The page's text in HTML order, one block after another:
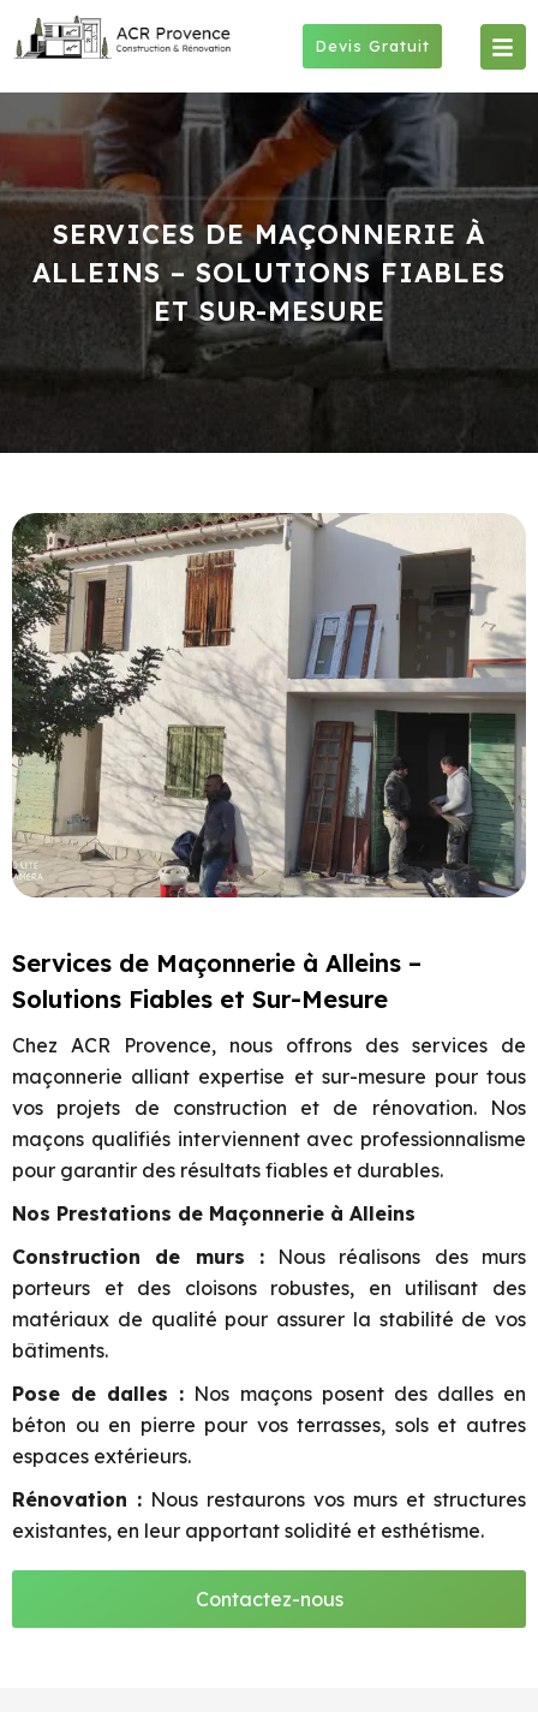
Devis Gratuit
SERVICES DE MAÇONNERIE À
ALLEINS – SOLUTIONS FIABLES
ET SUR-MESURE
Services de Maçonnerie à Alleins –
Solutions Fiables et Sur-Mesure
Chez ACR Provence, nous offrons des services de
maçonnerie alliant expertise et sur-mesure pour tous
vos projets de construction et de rénovation. Nos
maçons qualifiés interviennent avec professionnalisme
pour garantir des résultats fiables et durables.
Nos Prestations de Maçonnerie à Alleins
Construction de murs :Nous réalisons des murs
porteurs et des cloisons robustes, en utilisant des
matériaux de qualité pour assurer la stabilité de vos
bâtiments.
Pose de dalles : Nos maçons posent des dalles en
béton ou en pierre pour vos terrasses, sols et autres
espaces extérieurs.
Rénovation : Nous restaurons vos murs et structures
existantes, en leur apportant solidité et esthétisme.
Contactez-nous